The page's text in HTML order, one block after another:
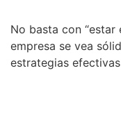
No basta con “estar
empresa se vea
estrategias